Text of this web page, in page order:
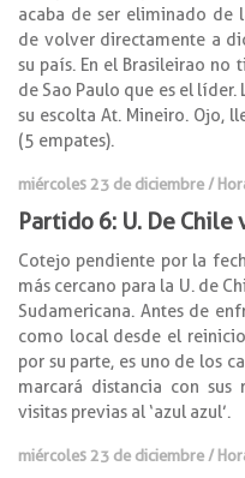
acaba de ser eliminado de
de volver directamente a
su país. En el Brasileirao
de Sao Paulo que es el
su escolta At. Mineiro. Ojo,
(5 empates).
miércoles 23 de diciembre /
Partido 6: U. De Chile
Cotejo pendiente por la
más cercano para la U. de
Sudamericana. Antes de
como local desde el
por su parte, es uno de los
marcará distancia con
visitas previas al ‘azul azul’.
miércoles 23 de diciembre /